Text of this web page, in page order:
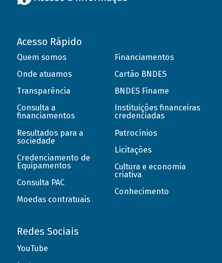
Acesso Rápido
Quem somos
Onde atuamos
Transparência
Consulta a
financiamentos
Resultados para a
sociedade
Credenciamento de
Equipamentos
Consulta PAC
Moedas contratuais
Financiamentos
Cartão BNDES
BNDES Finame
Instituições financeiras
credenciadas
Patrocínios
Licitações
Cultura e economia
criativa
Conhecimento
Redes Sociais
YouTube